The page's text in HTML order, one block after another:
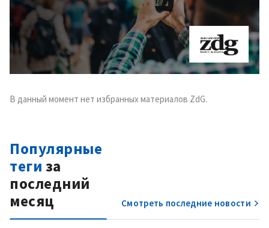
В данный момент нет избранных материалов ZdG.
Популярные
теги за
последний
месяц
Смотреть последние новости